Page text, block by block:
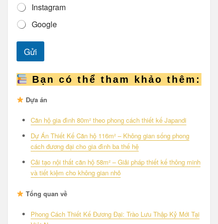
Instagram
Google
Gửi
Bạn có thể tham khảo thêm:
Dựa án
Căn hộ gia đình 80m² theo phong cách thiết kế Japandi
Dự Án Thiết Kế Căn hộ 116m² – Không gian sống phong
cách đương đại cho gia đình ba thế hệ
Cải tạo nội thất căn hộ 58m² – Giải pháp thiết kế thông minh
và tiết kiệm cho không gian nhỏ
Tổng quan về
Phong Cách Thiết Kế Đương Đại: Trào Lưu Thập Kỷ Mới Tại